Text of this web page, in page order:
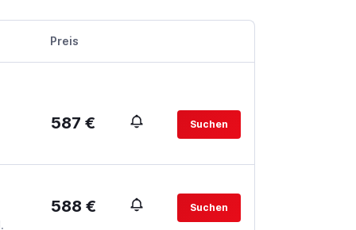
Preis
587 € Suchen
588 € Suchen